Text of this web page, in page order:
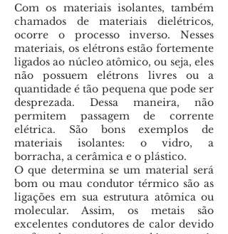
Com os materiais isolantes, também
chamados de materiais dielétricos,
ocorre o processo inverso. Nesses
materiais, os elétrons estão fortemente
ligados ao núcleo atômico, ou seja, eles
não possuem elétrons livres ou a
quantidade é tão pequena que pode ser
desprezada. Dessa maneira, não
permitem passagem de corrente
elétrica. São bons exemplos de
materiais isolantes: o vidro, a
borracha, a cerâmica e o plástico.
O que determina se um material será
bom ou mau condutor térmico são as
ligações em sua estrutura atômica ou
molecular. Assim, os metais são
excelentes condutores de calor devido